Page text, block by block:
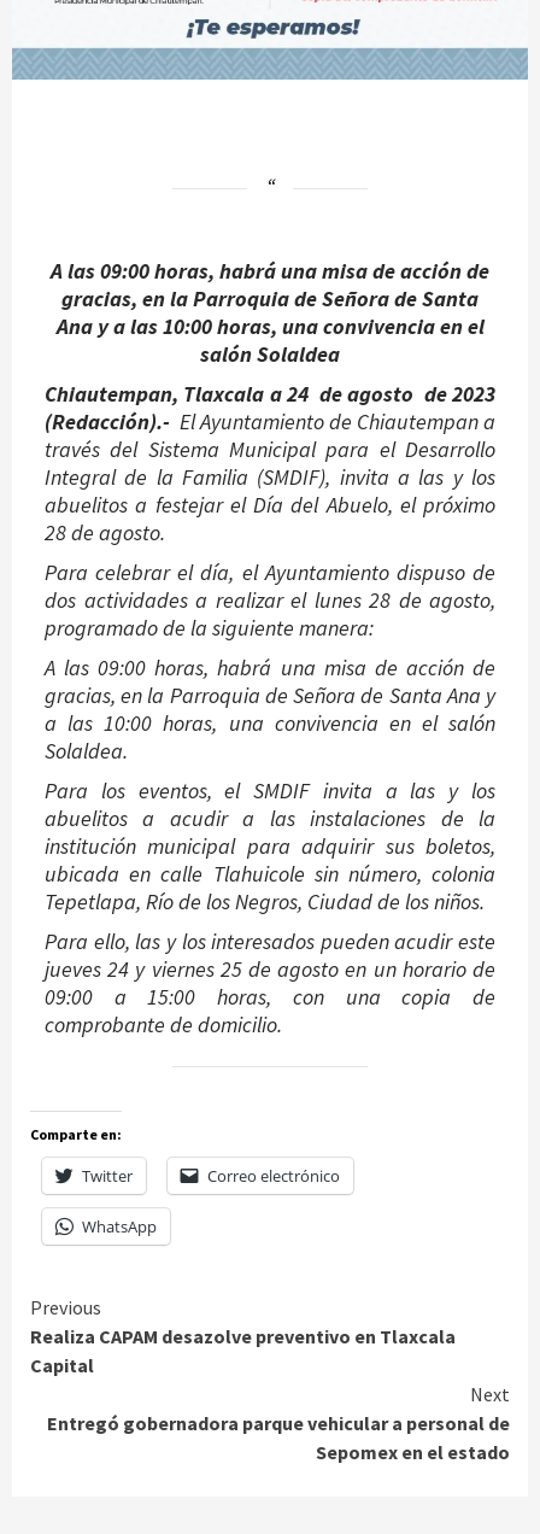
A las 09:00 horas, habrá una misa de acción de
gracias, en la Parroquia de Señora de Santa
Ana y a las 10:00 horas, una convivencia en el
salón Solaldea
Chiautempan, Tlaxcala a24 de agosto de 2023
(Redacción).- El Ayuntamiento de Chiautempan a
través del Sistema Municipal para el Desarrollo
Integral de la Familia (SMDIF), invita a las y los
abuelitos a festejar el Día del Abuelo, el próximo
28 de agosto.
Para celebrar el día, el Ayuntamiento dispuso de
dos actividades a realizar el lunes 28 de agosto,
programado de la siguiente manera:
A las 09:00 horas, habrá una misa de acción de
gracias, en la Parroquia de Señora de Santa Ana y
a las 10:00 horas, una convivencia en el salón
Solaldea.
Para los eventos, el SMDIF invita a las y los
abuelitos a acudir a las instalaciones de la
institución municipal para adquirir sus boletos,
ubicada en calle Tlahuicole sin número, colonia
Tepetlapa, Río de los Negros, Ciudad de los niños.
Para ello, las y los interesados pueden acudir este
jueves 24 y viernes 25 de agosto en un horario de
09:00 a 15:00 horas, con una copia de
comprobante de domicilio.
Comparte en:
Twitter Correo electrónico
WhatsApp
Continue
Reading
Previous
Realiza CAPAM desazolve preventivo en Tlaxcala
Capital
Next
Entregó gobernadora parque vehicular a personal de
Sepomex en el estado